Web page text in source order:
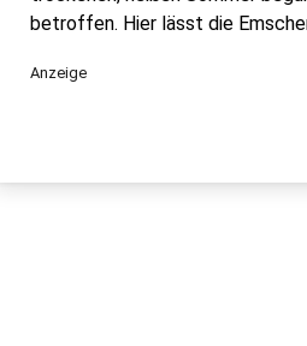
betroffen. Hier lässt die
Anzeige